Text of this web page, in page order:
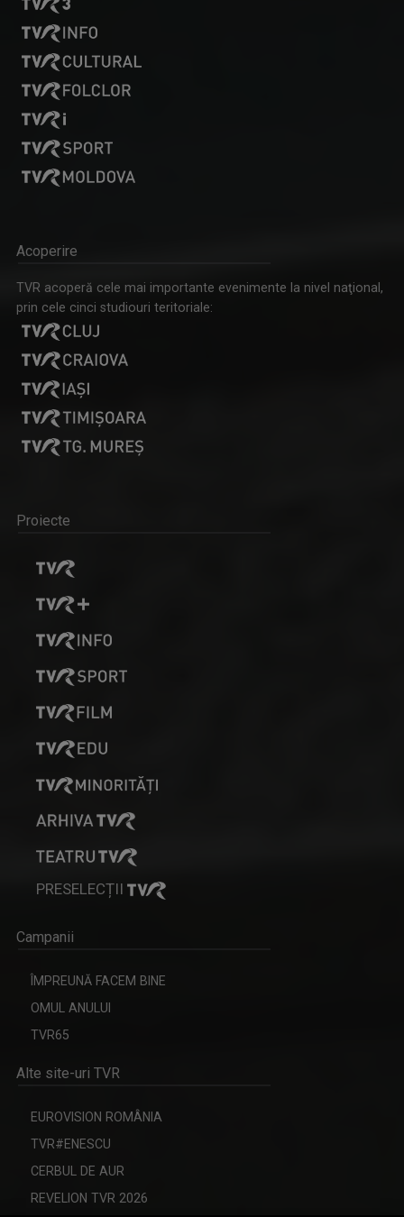
Acoperire
TVR acoperă cele mai importante evenimente la nivel naţional,
prin cele cinci studiouri teritoriale:
Proiecte
PRESELECȚII
Campanii
ÎMPREUNĂ FACEM BINE
OMUL ANULUI
TVR65
Alte site-uri TVR
EUROVISION ROMÂNIA
TVR#ENESCU
CERBUL DE AUR
REVELION TVR 2026